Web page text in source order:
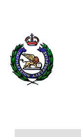
περιεχόμενο
O ΠΑΤΡΙΑΡΧΗΣ